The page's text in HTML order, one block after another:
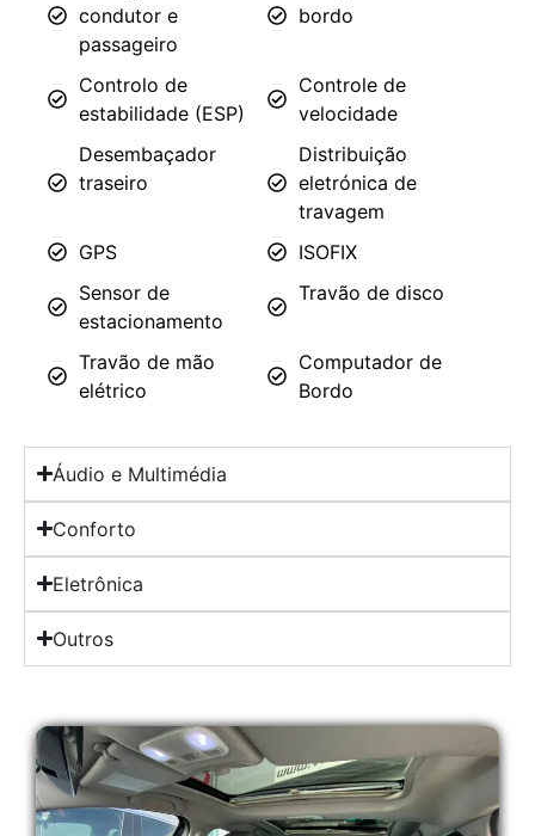
condutor e
passageiro
bordo
Controlo de
estabilidade (ESP)
Controle de
velocidade
Desembaçador
traseiro
Distribuição
eletrónica de
travagem
GPS
ISOFIX
Sensor de
estacionamento
Travão de disco
Travão de mão
elétrico
Computador de
Bordo
Áudio e Multimédia
Conforto
Eletrônica
Outros